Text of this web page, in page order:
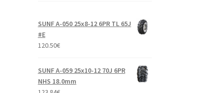
SUNF A-050 25x8-12 6PR TL 65J
#E
120.50€
SUNF A-059 25x10-12 70J 6PR
NHS 18.0mm